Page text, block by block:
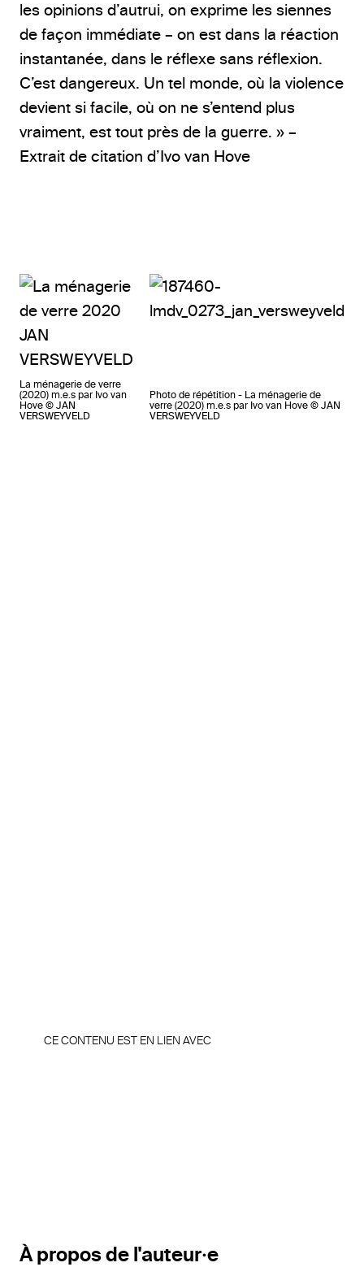
les opinions d’autrui, on exprime les siennes
de façon immédiate – on est dans la réaction
instantanée, dans le réflexe sans réflexion.
C’est dangereux. Un tel monde, où la violence
devient si facile, où on ne s’entend plus
vraiment, est tout près de la guerre. » –
Extrait de citation d’Ivo van Hove
La ménagerie de verre
(2020) m.e.s par Ivo van
Hove © JAN
VERSWEYVELD
Photo de répétition - La ménagerie de
verre (2020) m.e.s par Ivo van Hove © JAN
VERSWEYVELD
CE CONTENU EST EN LIEN AVEC
À propos de l'auteur·e